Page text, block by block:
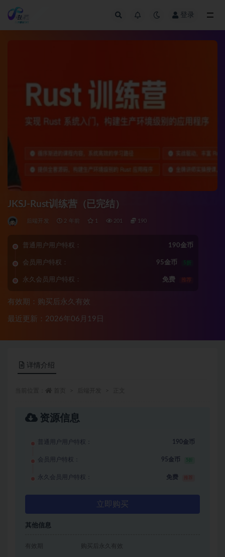
登录
JKSJ-Rust训练营（已完结）
后端开发 2 年前 1 201 190
普通用户用户特权： 190金币
会员用户特权： 95金币 5折
永久会员用户特权： 免费 推荐
有效期：购买后永久有效
最近更新：2026年06月19日
详情介绍
资源信息
普通用户用户特权： 190金币
会员用户特权： 95金币 5折
永久会员用户特权： 免费
立即购买
其他信息
有效期 购买后永久有效